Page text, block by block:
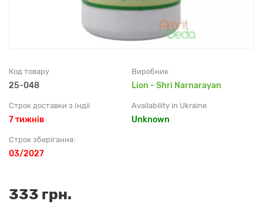
Код товару
25-048
Виробник
Lion - Shri Narnarayan
Строк доставки з Індії
7 тижнів
Availability in Ukraine
Unknown
Строк зберігання:
03/2027
333 грн.